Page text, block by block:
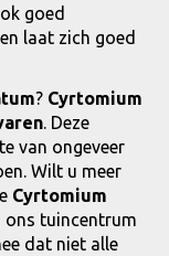
goed
laat zich goed
? Cyrtomium
. Deze
van ongeveer
Wilt u meer
Cyrtomium
ons tuincentrum
dat niet alle